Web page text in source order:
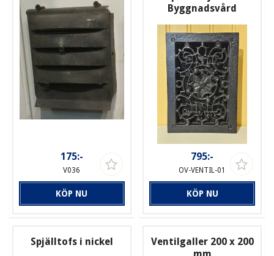
175:-
V036
KÖP NU
Byggnadsvård
795:-
OV-VENTIL-01
KÖP NU
Spjälltofs i nickel
Ventilgaller 200 x 200